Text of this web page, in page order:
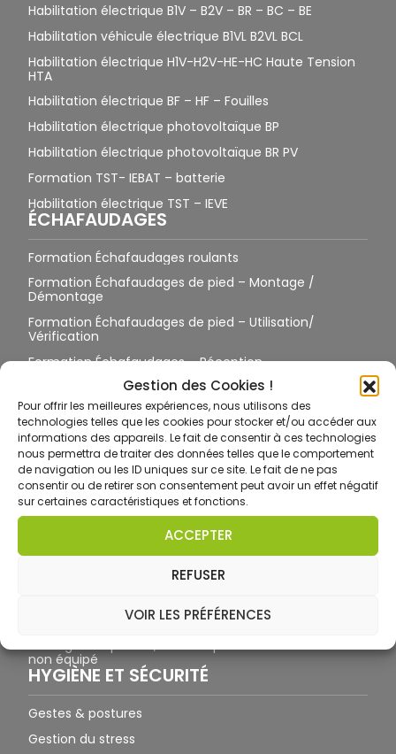
Gestion des Cookies !
Pour offrir les meilleures expériences, nous utilisons des
technologies telles que les cookies pour stocker et/ou accéder aux
informations des appareils. Le fait de consentir à ces technologies
nous permettra de traiter des données telles que le comportement
de navigation ou les ID uniques sur ce site. Le fait de ne pas
consentir ou de retirer son consentement peut avoir un effet négatif
sur certaines caractéristiques et fonctions.
ACCEPTER
REFUSER
VOIR LES PRÉFÉRENCES
Habilitation électrique B1V – B2V – BR – BC – BE
Habilitation véhicule électrique B1VL B2VL BCL
Habilitation électrique H1V-H2V-HE-HC Haute Tension
HTA
Habilitation électrique BF – HF – Fouilles
Habilitation électrique photovoltaïque BP
Habilitation électrique photovoltaïque BR PV
Formation TST- IEBAT – batterie
Habilitation électrique TST – IEVE
ÉCHAFAUDAGES
Formation Échafaudages roulants
Formation Échafaudages de pied – Montage /
Démontage
Formation Échafaudages de pied – Utilisation/
Vérification
Formation Échafaudages – Réception
TRAVAIL EN HAUTEUR
Formation Travail en Hauteur et EPI – Harnais
Toiture / Terrasse / Pylônes sans suspension
Toiture / Terrasse / Pylône avec suspension
Formation Port des EPI antichute sur site équipé
Formation Port des EPI antichute sur site non équipé
Formation CCTH RE
Ancrage temporaire, EPC temporaire : travailler sur site
non équipé
HYGIÈNE ET SÉCURITÉ
Gestes & postures
Gestion du stress